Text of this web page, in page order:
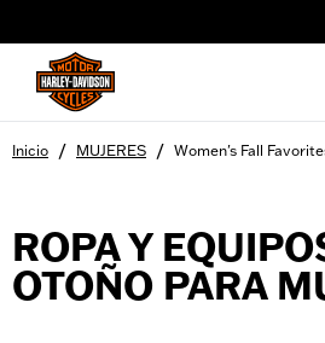
Inicio / MUJERES / Women's Fall
ROPA Y
OTOÑO PARA